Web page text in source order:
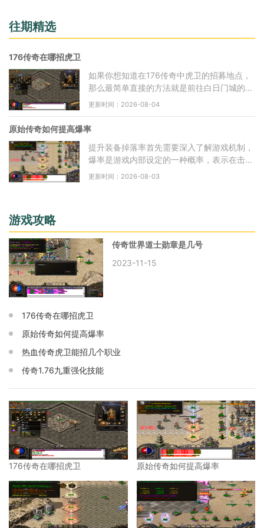
往期精选
176传奇在哪招虎卫
如果你想知道在176传奇中虎卫的招募地点，
那么最简单直接的方法就是前往白日门城的虎
卫堂。虎卫堂位于白日门城内，具体位置是在
走，
更新时间：2026-08-04
原始传奇如何提高爆率
提升装备掉落率首先需要深入了解游戏机制，
爆率是游戏内部设定的一种概率，表示在击败
怪物或完成任务时获得特定物品的几率，通常
更新时间：2026-08-03
游戏攻略
传奇世界道士勋章是几号
2023-11-15
176传奇在哪招虎卫
原始传奇如何提高爆率
热血传奇虎卫能招几个职业
传奇1.76九重强化技能
176传奇在哪招虎卫 原始传奇如何提高爆率